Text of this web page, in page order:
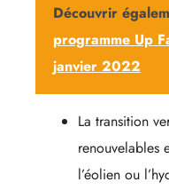
Découvrir
programme Up
janvier 2022
La transition
renouvelables
l’éolien ou